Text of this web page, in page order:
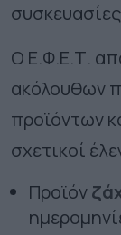
Ο Ε.Φ.Ε.Τ.
ακόλουθων
προϊόντων
σχετικοί
Προϊόν